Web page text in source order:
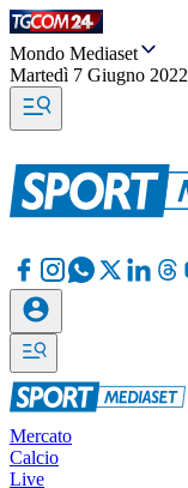
Mondo Mediaset
Martedì 7 Giugno 2022
Mercato
Calcio
Live